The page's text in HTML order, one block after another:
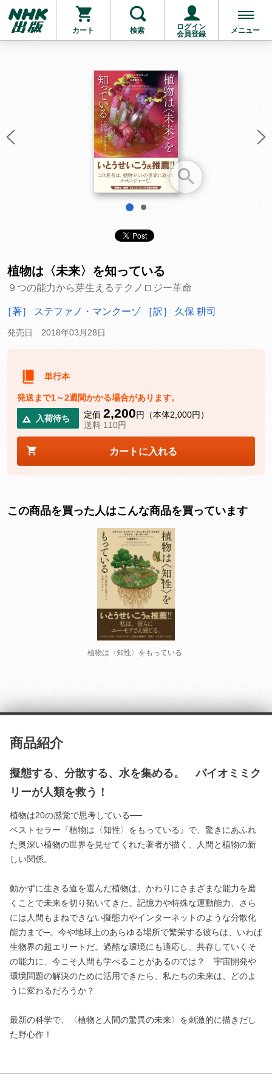
カート 検索
ログイン
会員登録
メニュー
お支払いに進む
他にも商品を買う
1
植物は〈未来〉を知っている
９つの能力から芽生えるテクノロジー革命
［著］ ステファノ・マンクーゾ ［訳］ 久保 耕司
発売日 2018年03月28日
単行本
発送まで1～2週間かかる場合があります。
入荷待ち 定価 2,200円（本体2,000円）
送料 110円
カートに入れる
この商品を買った人はこんな商品を買っています
植物は〈知性〉をもっている
商品紹介
擬態する、分散する、水を集める。 バイオミミク
リーが人類を救う！
植物は20の感覚で思考している──
ベストセラー『植物は〈知性〉をもっている』で、驚きにあふれ
た奥深い植物の世界を見せてくれた著者が描く、人間と植物の新
しい関係。
動かずに生きる道を選んだ植物は、かわりにさまざまな能力を磨
くことで未来を切り拓いてきた。記憶力や特殊な運動能力、さら
には人間もまねできない擬態力やインターネットのような分散化
能力まで─。今や地球上のあらゆる場所で繁栄する彼らは、いわば
生物界の超エリートだ。過酷な環境にも適応し、共存していくそ
の能力に、今こそ人間も学べることがあるのでは？ 宇宙開発や
環境問題の解決のために活用できたら、私たちの未来は、どのよ
うに変わるだろうか？
最新の科学で、〈植物と人間の驚異の未来〉を刺激的に描きだし
た野心作！